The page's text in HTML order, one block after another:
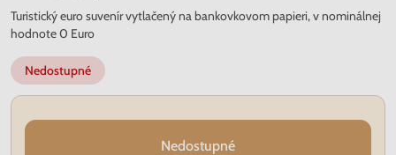
Turistický euro suvenír vytlačený na bankovkovom papieri, v nominálnej
hodnote 0 Euro
Nedostupné
Nedostupné